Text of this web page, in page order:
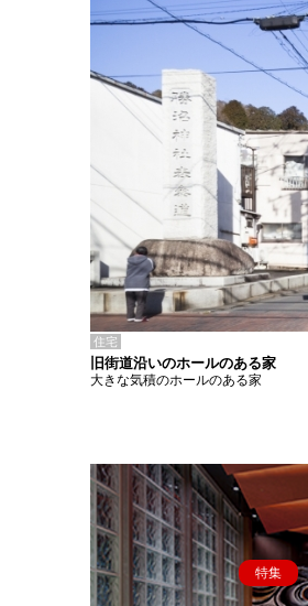
住宅
旧街道沿いのホールのある家
大きな気積のホールのある家
特集